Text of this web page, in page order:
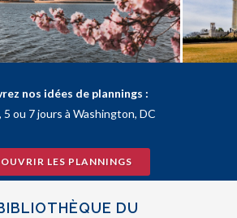
nos idées de plannings :
5 ou 7 jours à Washington, DC
LES PLANNINGS
DU